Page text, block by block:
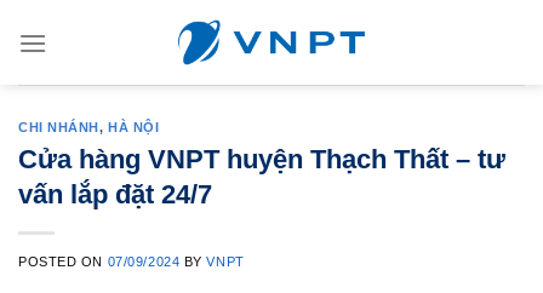
CHI NHÁNH,HÀ NỘI
Cửa hàng VNPT huyện Thạch Thất – tư
vấn lắp đặt 24/7
POSTED ON 07/09/2024 BYVNPT